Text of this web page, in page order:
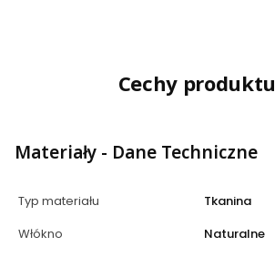
Cechy produktu
Materiały - Dane Techniczne
Typ materiału
Tkanina
Włókno
Naturalne